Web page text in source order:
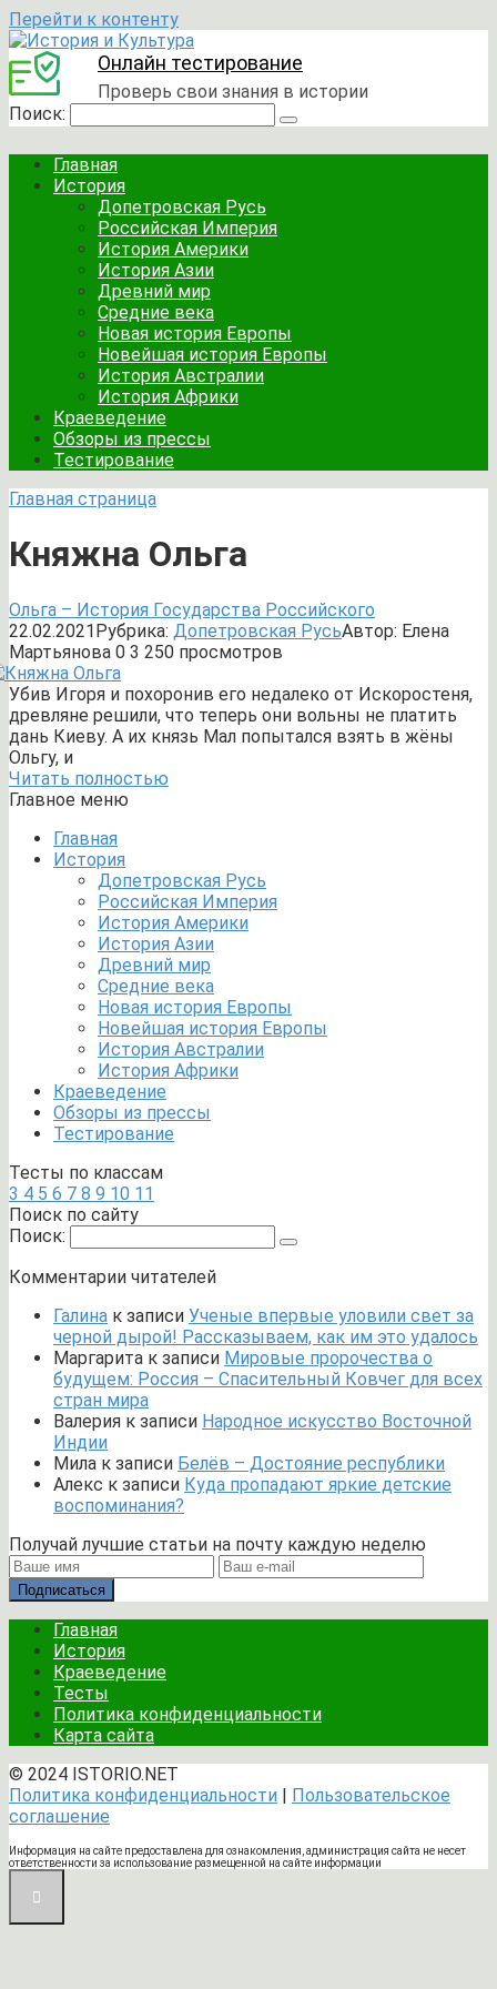
Перейти к контенту
Онлайн тестирование
Проверь свои знания в истории
Поиск:
Главная
История
Допетровская Русь
Российская Империя
История Америки
История Азии
Древний мир
Средние века
Новая история Европы
Новейшая история Европы
История Австралии
История Африки
Краеведение
Обзоры из прессы
Тестирование
Главная страница
Княжна Ольга
Ольга – История Государства Российского
22.02.2021Рубрика: Допетровская РусьАвтор: Елена
Мартьянова 0 3 250 просмотров
Убив Игоря и похоронив его недалеко от Искоростеня,
древляне решили, что теперь они вольны не платить
дань Киеву. А их князь Мал попытался взять в жёны
Ольгу, и
Читать полностью
Главное меню
Главная
История
Допетровская Русь
Российская Империя
История Америки
История Азии
Древний мир
Средние века
Новая история Европы
Новейшая история Европы
История Австралии
История Африки
Краеведение
Обзоры из прессы
Тестирование
Тесты по классам
3 4 5 6 7 8 9 10 11
Поиск по сайту
Поиск:
Комментарии читателей
Галина к записи Ученые впервые уловили свет за
черной дырой! Рассказываем, как им это удалось
Маргарита к записи Мировые пророчества о
будущем: Россия – Спасительный Ковчег для всех
стран мира
Валерия к записи Народное искусство Восточной
Индии
Мила к записи Белёв – Достояние республики
Алекс к записи Куда пропадают яркие детские
воспоминания?
Получай лучшие статьи на почту каждую неделю
Подписаться
Главная
История
Краеведение
Тесты
Политика конфиденциальности
Карта сайта
© 2024 ISTORIO.NET
Политика конфиденциальности | Пользовательское
соглашение
Информация на сайте предоставлена для ознакомления, администрация сайта не несет
ответственности за использование размещенной на сайте информации